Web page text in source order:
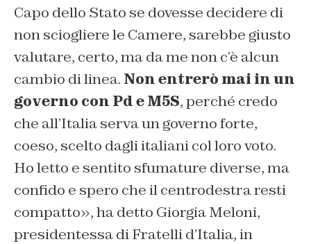
Capo dello Stato se dovesse decidere di
non sciogliere le Camere, sarebbe giusto
valutare, certo, ma da me non c’è alcun
cambio di linea. Non entrerò mai in un
governo con Pd e M5S, perché credo
che all’Italia serva un governo forte,
coeso, scelto dagli italiani col loro voto.
Ho letto e sentito sfumature diverse, ma
confido e spero che il centrodestra resti
compatto», ha detto Giorgia Meloni,
presidentessa di Fratelli d’Italia, in